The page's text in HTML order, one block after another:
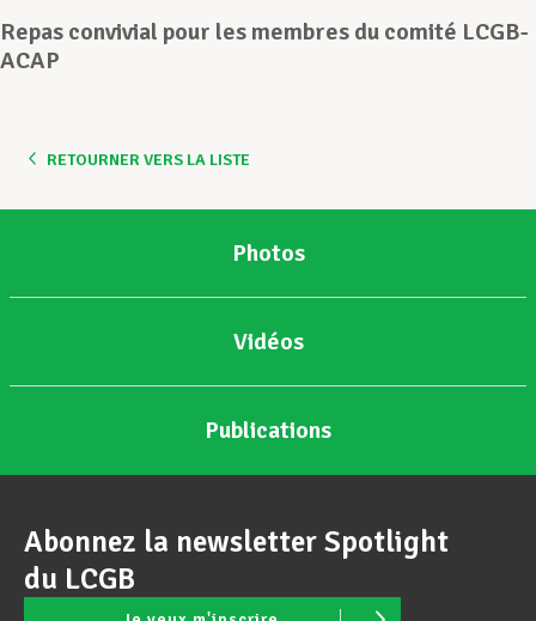
Vos droits
Devenir Membre
Repas convivial pour les membres du comité LCGB-
ACAP
RETOURNER VERS LA LISTE
Photos
Vidéos
Publications
Abonnez la newsletter Spotlight
du LCGB